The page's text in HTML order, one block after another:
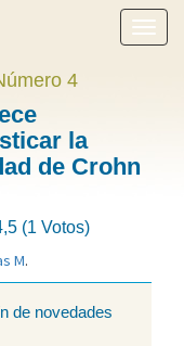
menú
4
la
de Crohn
(1 Votos)
M.
de novedades